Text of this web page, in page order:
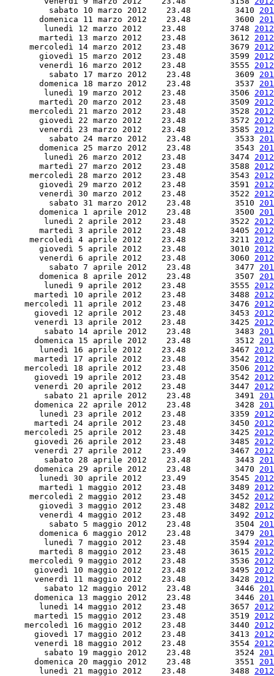
         sabato 10 marzo 2012    23.48         3410
       domenica 11 marzo 2012    23.48         3600
        lunedì 12 marzo 2012    23.48         3748
       martedì 13 marzo 2012    23.48         3612
     mercoledì 14 marzo 2012    23.48         3679
       giovedì 15 marzo 2012    23.48         3599
       venerdì 16 marzo 2012    23.48         3555
         sabato 17 marzo 2012    23.48         3609
       domenica 18 marzo 2012    23.48         3537
        lunedì 19 marzo 2012    23.48         3506
       martedì 20 marzo 2012    23.48         3509
     mercoledì 21 marzo 2012    23.48         3528
       giovedì 22 marzo 2012    23.48         3572
       venerdì 23 marzo 2012    23.48         3585
         sabato 24 marzo 2012    23.48         3533
       domenica 25 marzo 2012    23.48         3543
        lunedì 26 marzo 2012    23.48         3474
       martedì 27 marzo 2012    23.48         3588
     mercoledì 28 marzo 2012    23.48         3543
       giovedì 29 marzo 2012    23.48         3591
       venerdì 30 marzo 2012    23.48         3522
         sabato 31 marzo 2012    23.48         3510
       domenica 1 aprile 2012    23.48         3500
        lunedì 2 aprile 2012    23.48         3522
       martedì 3 aprile 2012    23.48         3405
     mercoledì 4 aprile 2012    23.48         3211
       giovedì 5 aprile 2012    23.48         3010
       venerdì 6 aprile 2012    23.48         3060
         sabato 7 aprile 2012    23.48         3477
       domenica 8 aprile 2012    23.48         3507
        lunedì 9 aprile 2012    23.48         3555
      martedì 10 aprile 2012    23.48         3488
    mercoledì 11 aprile 2012    23.48         3476
      giovedì 12 aprile 2012    23.48         3453
      venerdì 13 aprile 2012    23.48         3425
        sabato 14 aprile 2012    23.48         3483
      domenica 15 aprile 2012    23.48         3512
       lunedì 16 aprile 2012    23.48         3467
      martedì 17 aprile 2012    23.48         3542
    mercoledì 18 aprile 2012    23.48         3506
      giovedì 19 aprile 2012    23.48         3542
      venerdì 20 aprile 2012    23.48         3447
        sabato 21 aprile 2012    23.48         3491
      domenica 22 aprile 2012    23.48         3428
       lunedì 23 aprile 2012    23.48         3359
      martedì 24 aprile 2012    23.48         3450
    mercoledì 25 aprile 2012    23.48         3425
      giovedì 26 aprile 2012    23.48         3485
      venerdì 27 aprile 2012    23.49         3467
        sabato 28 aprile 2012    23.48         3443
      domenica 29 aprile 2012    23.48         3470
       lunedì 30 aprile 2012    23.49         3545
       martedì 1 maggio 2012    23.48         3489
     mercoledì 2 maggio 2012    23.48         3452
       giovedì 3 maggio 2012    23.48         3482
       venerdì 4 maggio 2012    23.48         3492
         sabato 5 maggio 2012    23.48         3504
       domenica 6 maggio 2012    23.48         3479
        lunedì 7 maggio 2012    23.48         3594
       martedì 8 maggio 2012    23.48         3615
     mercoledì 9 maggio 2012    23.48         3536
      giovedì 10 maggio 2012    23.48         3495
      venerdì 11 maggio 2012    23.48         3428
        sabato 12 maggio 2012    23.48         3446
      domenica 13 maggio 2012    23.48         3446
       lunedì 14 maggio 2012    23.48         3657
      martedì 15 maggio 2012    23.48         3519
    mercoledì 16 maggio 2012    23.48         3440
      giovedì 17 maggio 2012    23.48         3413
      venerdì 18 maggio 2012    23.48         3554
        sabato 19 maggio 2012    23.48         3524
      domenica 20 maggio 2012    23.48         3551
       lunedì 21 maggio 2012    23.48         3488